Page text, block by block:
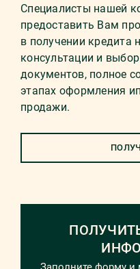
Специалисты нашей
предоставить Вам
в получении кредита
консультации и
документов, полное
этапах оформления
продажи.